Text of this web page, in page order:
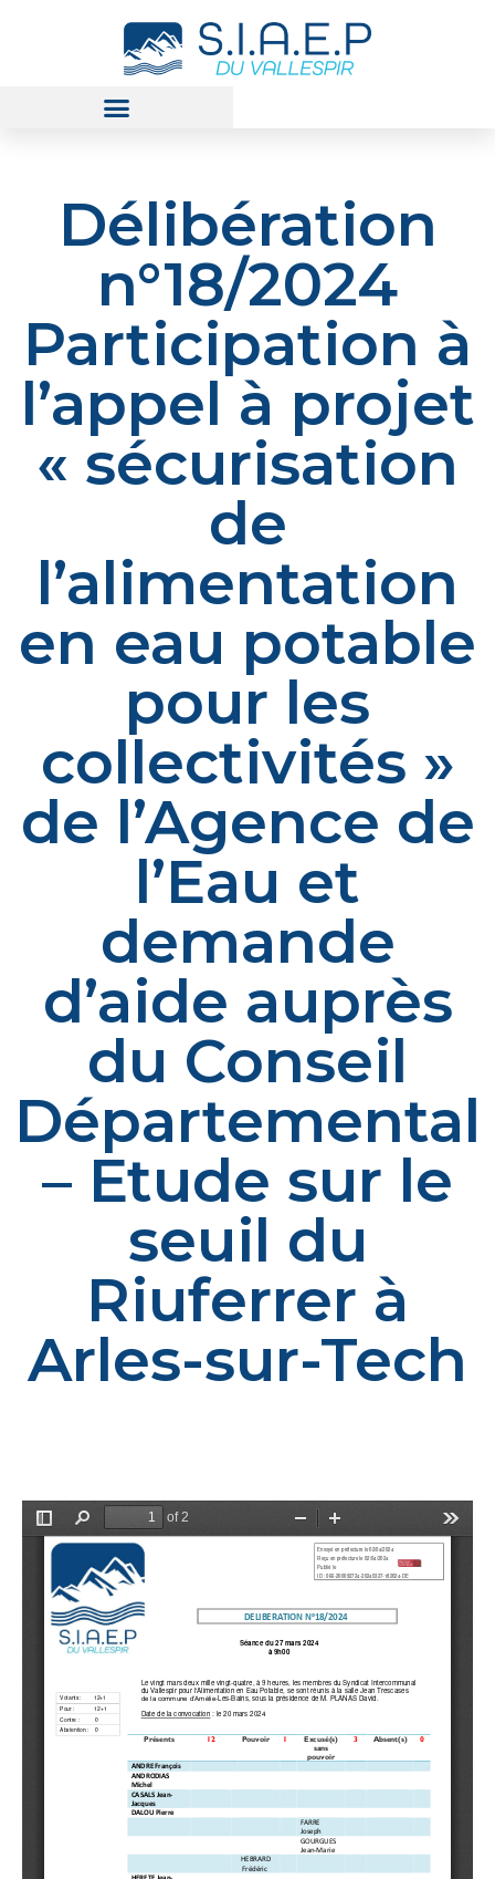
Délibération
n°18/2024
Participation à
l’appel à projet
« sécurisation
de
l’alimentation
en eau potable
pour les
collectivités »
de l’Agence de
l’Eau et
demande
d’aide auprès
du Conseil
Départemental
– Etude sur le
seuil du
Riuferrer à
Arles-sur-Tech